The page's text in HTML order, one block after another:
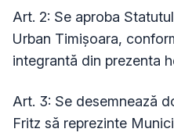
Art. 2: Se aproba
Urban Timișoara,
integrantă din prezenta
Art. 3: Se desemnează
Fritz să reprezinte